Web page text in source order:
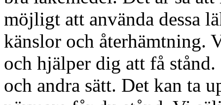
möjligt att använda dessa
känslor och återhämtning.
och hjälper dig att få
och andra sätt. Det kan ta